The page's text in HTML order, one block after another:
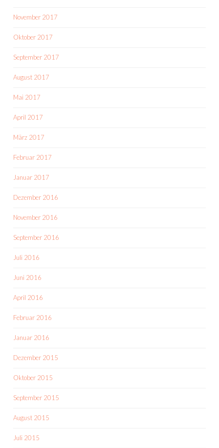
November 2017
Oktober 2017
September 2017
August 2017
Mai 2017
April 2017
März 2017
Februar 2017
Januar 2017
Dezember 2016
November 2016
September 2016
Juli 2016
Juni 2016
April 2016
Februar 2016
Januar 2016
Dezember 2015
Oktober 2015
September 2015
August 2015
Juli 2015